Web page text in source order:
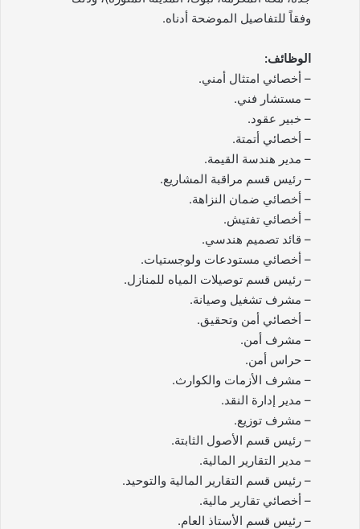
وفقاً للتفاصيل الموضحة أدناه.
الوظائف:
– أخصائي امتثال أمني.
– مستشار فني.
– خبير عقود.
– أخصائي أتمتة.
– مدير هندسة القيمة.
– رئيس قسم مراقبة المشاريع.
– أخصائي ضمان النزاهة.
– أخصائي تفتيش.
– قائد تصميم هندسي.
– أخصائي مستودعات ولوجستيات.
– رئيس قسم توصيلات المياه للمنازل.
– مشرف تشغيل وصيانة.
– أخصائي أمن وتحقيق.
– مشرف أمن.
– حراس أمن.
– مشرف الأزمات والكوارث.
– مدير إدارة النقد.
– مشرف توزيع.
– رئيس قسم الأصول الثابتة.
– مدير التقارير المالية.
– رئيس قسم التقارير المالية والتوحيد.
– أخصائي تقارير مالية.
– رئيس قسم الأستاذ العام.